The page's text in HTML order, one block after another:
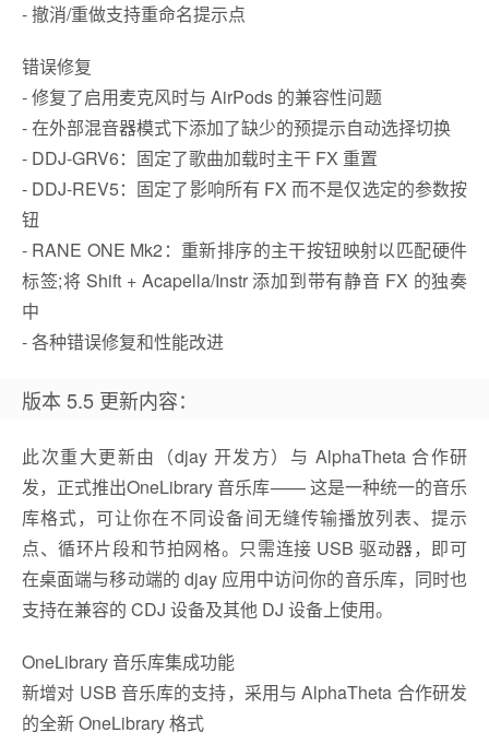
- 撤消/重做支持重命名提示点
错误修复
- 修复了启用麦克风时与 AirPods 的兼容性问题
- 在外部混音器模式下添加了缺少的预提示自动选择切换
- DDJ-GRV6：固定了歌曲加载时主干 FX 重置
- DDJ-REV5：固定了影响所有 FX 而不是仅选定的参数按
钮
- RANE ONE Mk2：重新排序的主干按钮映射以匹配硬件
标签;将 Shift + Acapella/Instr 添加到带有静音 FX 的独奏
中
- 各种错误修复和性能改进
版本 5.5 更新内容：
此次重大更新由（djay 开发方）与 AlphaTheta 合作研
发，正式推出OneLibrary 音乐库—— 这是一种统一的音乐
库格式，可让你在不同设备间无缝传输播放列表、提示
点、循环片段和节拍网格。只需连接 USB 驱动器，即可
在桌面端与移动端的 djay 应用中访问你的音乐库，同时也
支持在兼容的 CDJ 设备及其他 DJ 设备上使用。
OneLibrary 音乐库集成功能
新增对 USB 音乐库的支持，采用与 AlphaTheta 合作研发
的全新 OneLibrary 格式